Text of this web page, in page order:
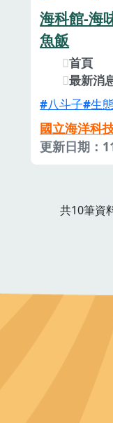
海科館-海
魚飯
首頁
最新消
八斗子 生
國立海洋科
更新日期：
共10筆資